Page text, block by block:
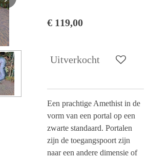
€ 119,00
Uitverkocht
Een prachtige Amethist in de
vorm van een portal op een
zwarte standaard. Portalen
zijn de toegangspoort zijn
naar een andere dimensie of